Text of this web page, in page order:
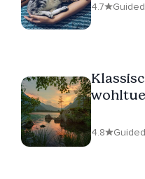
4.7
4.8